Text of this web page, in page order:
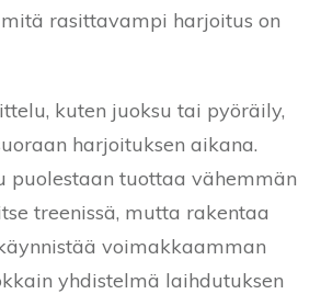
rasittavampi harjoitus on
kuten juoksu tai pyöräily,
harjoituksen aikana.
puolestaan tuottaa vähemmän
treenissä, mutta rakentaa
voimakkaamman
yhdistelmä laihdutuksen